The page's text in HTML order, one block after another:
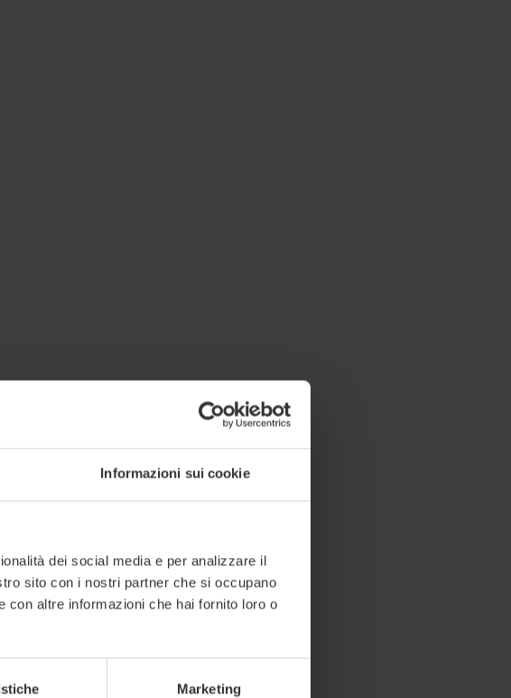
Informazioni sui cookie
dei social media e per analizzare il
sito con i nostri partner che si occupano
con altre informazioni che hai fornito loro o
Marketing